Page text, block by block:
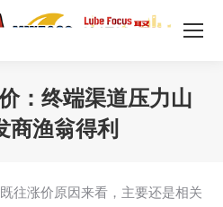
：终端渠道压力山
商渔翁得利
往涨价原因来看，主要还是相关